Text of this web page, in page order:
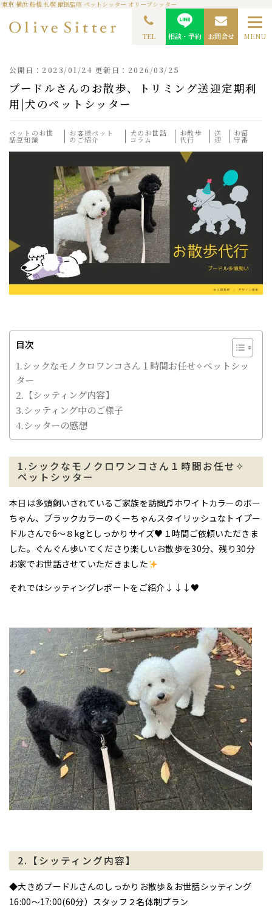
東京 横浜 船橋 札幌 獣医監修 ペットシッター オリーブシッター
MENU
TEL 相談・予約 お問合せ
ペットのお世話豆知識
プードルさんのお散歩、トリ
ミング送迎定期利用|犬のペットシッター
公開日：2023/01/24 更新日：2026/03/25
プードルさんのお散歩、トリミング送迎定期利
用|犬のペットシッター
ペットのお世
話豆知識
お客様ペット
のご紹介
犬のお世話
コラム
お散歩
代行
送
迎
お留
守番
目次
1.シックなモノクロワンコさん１時間お任せ✧ペットシッ
ター
2.【シッティング内容】
3.シッティング中のご様子
4.シッターの感想
1.シックなモノクロワンコさん１時間お任せ✧
ペットシッター
本日は多頭飼いされているご家族を訪問♬ホワイトカラーのボー
ちゃん、ブラックカラーのくーちゃんスタイリッシュなトイプー
ドルさんで6～８kgとしっかりサイズ♥１時間ご依頼いただきま
した。ぐんぐん歩いてくださり楽しいお散歩を30分、残り30分
お家でお世話させていただきました
それではシッティングレポートをご紹介↓↓↓♥
2.【シッティング内容】
◆大きめプードルさんのしっかりお散歩＆お世話シッティング
16:00〜17:00(60分）スタッフ２名体制プラン